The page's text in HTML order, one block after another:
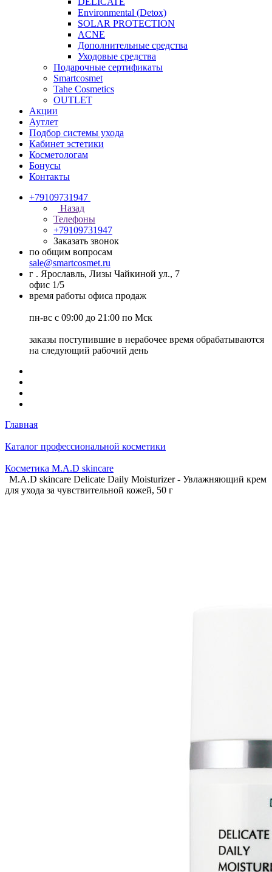
Environmental (Detox)
SOLAR PROTECTION
АCNE
Дополнительные средства
Уходовые средства
Подарочные сертификаты
Smartcosmet
Tahe Cosmetics
OUTLET
Акции
Аутлет
Подбор системы ухода
Кабинет эстетики
Косметологам
Бонусы
Контакты
+79109731947
Назад
Телефоны
+79109731947
Заказать звонок
по общим вопросам
sale@smartcosmet.ru
г . Ярославль, Лизы Чайкиной ул., 7
офис 1/5
время работы офиса продаж
пн-вс с 09:00 до 21:00 по Мск
заказы поступившие в нерабочее время обрабатываются
на следующий рабочий день
Главная
Каталог профессиональной косметики
Косметика M.A.D skincare
M.A.D skincare Delicate Daily Moisturizer - Увлажняющий крем
для ухода за чувствительной кожей, 50 г